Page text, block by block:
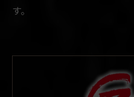
す。